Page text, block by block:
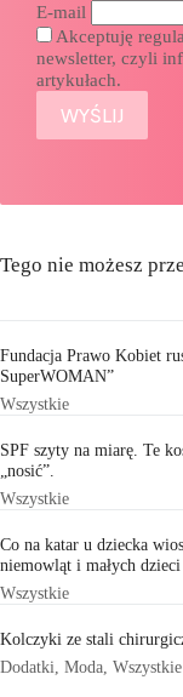
E-mail
Akceptuję
newsletter, czyli
artykułach.
Tego nie możesz
Fundacja Prawo Kobiet
SuperWOMAN”
Wszystkie
SPF szyty na miarę. Te
„nosić”.
Wszystkie
Co na katar u dziecka
niemowląt i małych dzieci
Wszystkie
Kolczyki ze stali
Dodatki Moda Wszystkie